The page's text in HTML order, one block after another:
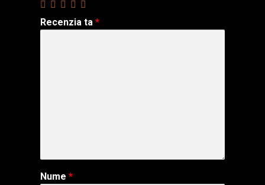
Pianine Kawai
Vanzari Piane Testimoniale
Recenzia ta *
Nume *